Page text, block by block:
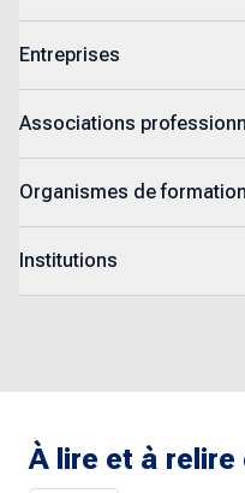
Entreprises
Associations
Organismes de formation
Institutions
À lire et à